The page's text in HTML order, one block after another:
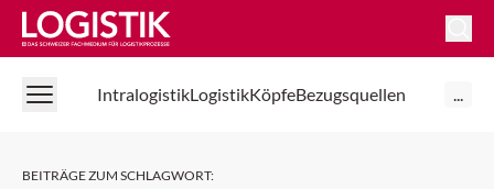
Logistik Online
IntralogistikLogistikKöpfeBezugsquellen ...
BEITRÄGE ZUM SCHLAGWORT: